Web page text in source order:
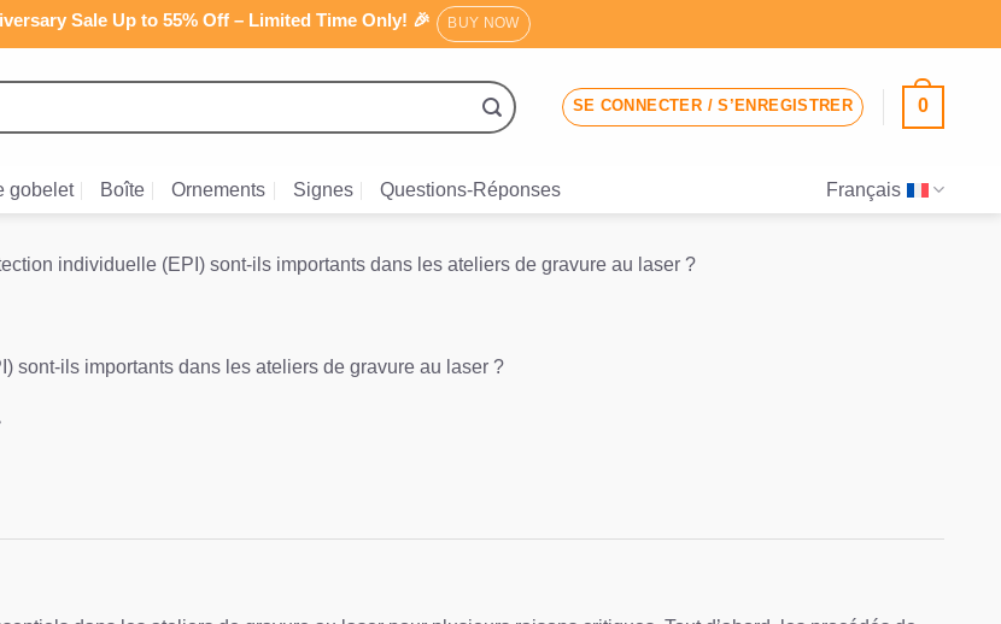
Sale Up to 55% Off – Limited Time Only! 🎉 BUY NOW
SE CONNECTER / S’ENREGISTRER 0
gobelet Boîte Ornements Signes Questions-Réponses Français
individuelle (EPI) sont-ils importants dans les ateliers de gravure au laser ?
sont-ils importants dans les ateliers de gravure au laser ?